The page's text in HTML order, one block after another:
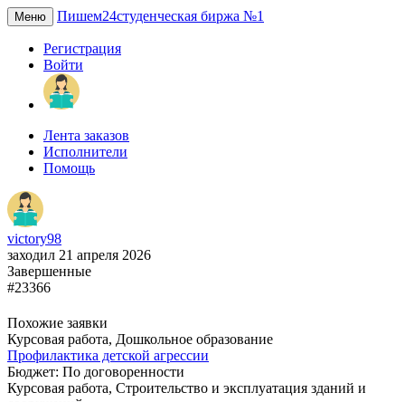
Меню Пишем24студенческая биржа №1
Регистрация
Войти
Лента заказов
Исполнители
Помощь
victory98
заходил 21 апреля 2026
Завершенные
#23366
Похожие заявки
Курсовая работа, Дошкольное образование
Профилактика детской агрессии
Бюджет: По договоренности
Курсовая работа, Строительство и эксплуатация зданий и